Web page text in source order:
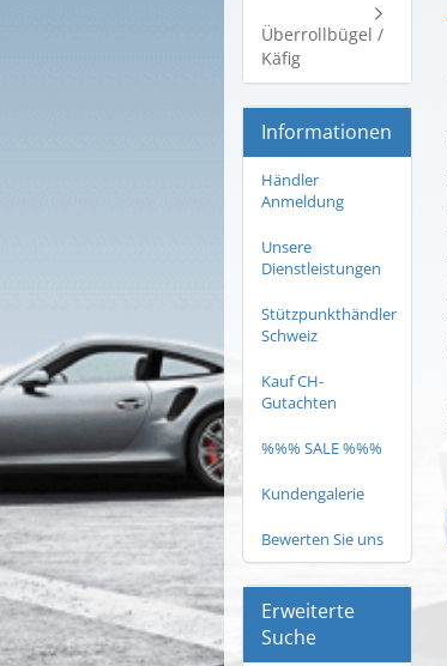
Überrollbügel /
Käfig
Informationen
Händler
Anmeldung
Unsere
Dienstleistungen
Stützpunkthändler
Schweiz
Kauf CH-
Gutachten
%%% SALE %%%
Kundengalerie
Bewerten Sie uns
Erweiterte
Suche